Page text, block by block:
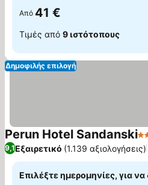
Από 41 €
Τιμές από 9 ιστότοπους
Δημοφιλής επιλογή
Perun Hotel Sandanski3
9,1Εξαιρετικό (1.139 αξιολογήσεις)
Επιλέξτε ημερομηνίες, για να